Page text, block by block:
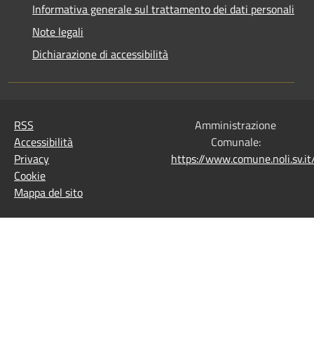
Informativa generale sul trattamento dei dati personali
Note legali
Dichiarazione di accessibilità
RSS
Accessibilità
Privacy
Cookie
Mappa del sito
Amministrazione
Comunale:
https://